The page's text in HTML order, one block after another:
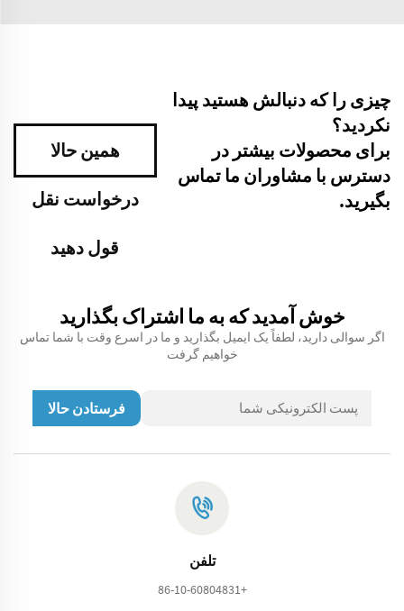
چیزی را که دنبالش هستید پیدا
نکردید؟
برای محصولات بیشتر در
دسترس با مشاوران ما تماس
بگیرید.
همین حالا
درخواست نقل
قول دهید
خوش آمدید که به ما اشتراک بگذارید
اگر سوالی دارید، لطفاً یک ایمیل بگذارید و ما در اسرع وقت با شما تماس
خواهیم گرفت
فرستادن حالا
تلفن
+86-10-60804831